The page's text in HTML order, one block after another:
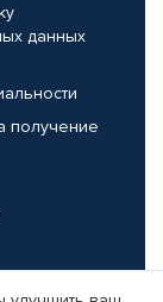
данных
получение